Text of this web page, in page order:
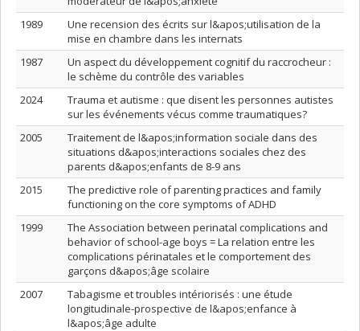
1989
Une recension des écrits sur l&apos;utilisation de la
mise en chambre dans les internats
1987
Un aspect du développement cognitif du raccrocheur :
le schème du contrôle des variables
2024
Trauma et autisme : que disent les personnes autistes
sur les événements vécus comme traumatiques?
2005
Traitement de l&apos;information sociale dans des
situations d&apos;interactions sociales chez des
parents d&apos;enfants de 8-9 ans
2015
The predictive role of parenting practices and family
functioning on the core symptoms of ADHD
1999
The Association between perinatal complications and
behavior of school-age boys = La relation entre les
complications périnatales et le comportement des
garçons d&apos;âge scolaire
2007
Tabagisme et troubles intériorisés : une étude
longitudinale-prospective de l&apos;enfance à
l&apos;âge adulte